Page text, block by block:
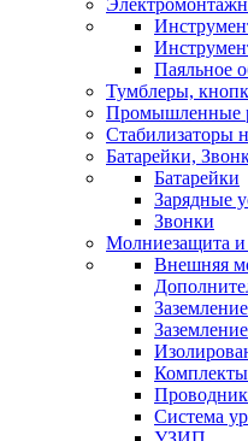
Паяльное
Тумблеры,
Промышленные
Стабилизаторы
Батарейки,
Батарейки
Зарядные
Звонки
Молниезащита и
Внешняя
Заземление
Комплекты
Система